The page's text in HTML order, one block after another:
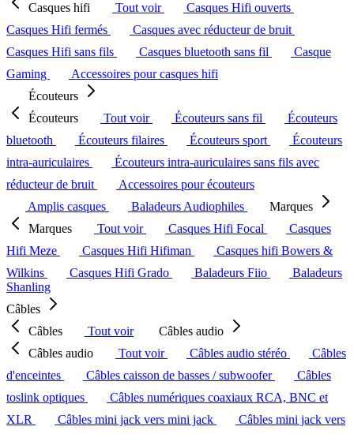
Casques hifi
Tout voir
Casques Hifi ouverts
Casques Hifi fermés
Casques avec réducteur de bruit
Casques Hifi sans fils
Casques bluetooth sans fil
Casque
Gaming
Accessoires pour casques hifi
Écouteurs
Écouteurs
Tout voir Écouteurs sans fil
Écouteurs
bluetooth
Écouteurs filaires Écouteurs sport
Écouteurs
intra-auriculaires
Écouteurs intra-auriculaires sans fils avec
réducteur de bruit
Accessoires pour écouteurs
Amplis casques
Baladeurs Audiophiles
Marques
Marques
Tout voir Casques Hifi Focal
Casques
Hifi Meze
Casques Hifi Hifiman
Casques hifi Bowers &
Wilkins
Casques Hifi Grado Baladeurs Fiio
Baladeurs
Shanling
Câbles
Câbles
Tout voir
Câbles audio
Câbles audio
Tout voir Câbles audio stéréo
Câbles
d'enceintes
Câbles caisson de basses / subwoofer
Câbles
toslink optiques
Câbles numériques coaxiaux RCA, BNC et
XLR
Câbles mini jack vers mini jack
Câbles mini jack vers